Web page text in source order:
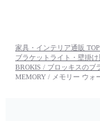
家具・インテリア通販 TOP
ブラケットライト・壁掛け
BROKIS / ブロッキスのブ
MEMORY / メモリー ウォ